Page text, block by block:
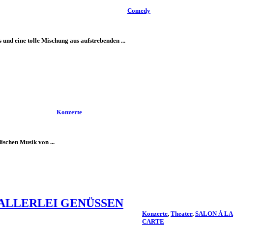
eine tolle Mischung aus aufstrebenden ...
Comedy
Musik von ...
Konzerte
GENÜSSEN
Konzerte, Theater, SALON Á LA
CARTE